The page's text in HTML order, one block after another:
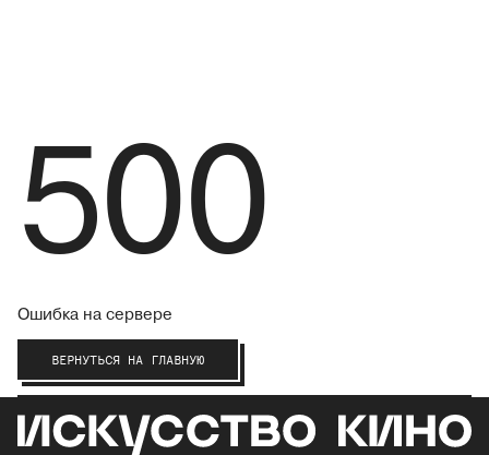
500
Ошибка на сервере
ВЕРНУТЬСЯ НА ГЛАВНУЮ